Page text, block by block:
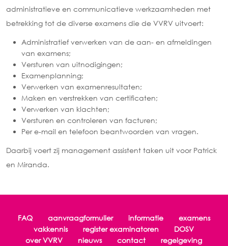
administratieve en communicatieve werkzaamheden met
betrekking tot de diverse examens die de VVRV uitvoert:
Administratief verwerken van de aan- en afmeldingen
van examens;
Versturen van uitnodigingen;
Examenplanning;
Verwerken van examenresultaten;
Maken en verstrekken van certificaten;
Verwerken van klachten;
Versturen en controleren van facturen;
Per e-mail en telefoon beantwoorden van vragen.
Daarbij voert zij management assistent taken uit voor Patrick
en Miranda.
FAQ aanvraagformulier informatie
examens
vakkennis
register examinatoren
DOSV
over VVRV
nieuws contact regelgeving